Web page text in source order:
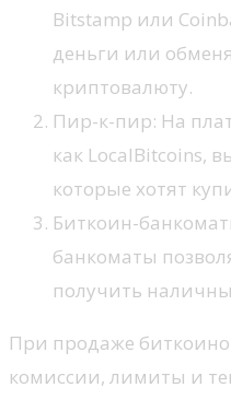
Bitstamp или
деньги или
криптовалюту.
Пир-к-пир: На
как LocalBitcoins,
которые хотят
Биткоин-
банкоматы
получить
При продаже
комиссии, лимиты и